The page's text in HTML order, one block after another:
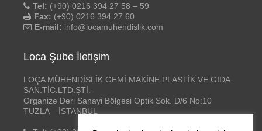
Tel: (+90) 0216 394 27 58 – 59
Fax: (+90) 0216 394 27 60
E-mail: info@locamuhendislik.com
Loca Şube İletişim
LOÇA MÜHENDİSLİK GEMİ MAKİNE PLASTİK VE GIDA
SAN.TİC.LTD.ŞTİ.
Organize Deri Sanayi Bölgesi Optik Sok. D/6 No:10
TUZLA – İSTANBUL